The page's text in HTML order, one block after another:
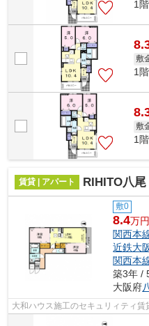
1
敷
1
敷
1
賃貸 | アパート RIHITO八
敷0
8.4万
関西本
近鉄大
関西本
築3年 /
大阪府
大和ハウス施工のセキュリィティ賃